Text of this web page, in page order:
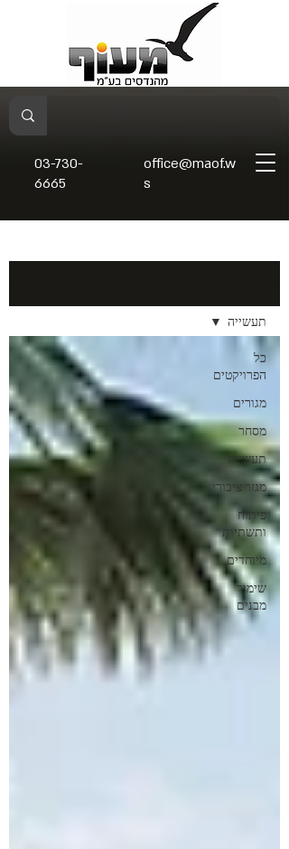
03-730-
6665
office@maof.w
s
כל
הפרויקטים
מגורים
מסחר
תעשייה
מגזר ציבורי
פיתוח
ותשתיות
מיוחדים
שימור
מבנים
תעשייה